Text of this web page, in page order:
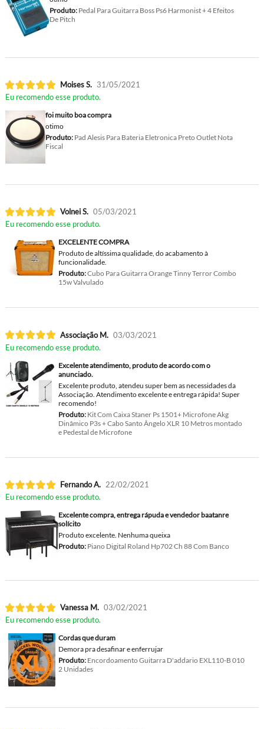
Produto:Pedal Para Guitarra Boss Ps6 Harmonist + 4 Efeitos
De Pitch
Moises S. 31/05/2021
Eu recomendo esse produto.
foi muito boa compra
otimo
Produto:Pad Alesis Para Bateria Eletronica Preto Outlet Nota
Fiscal
Volnei S. 05/03/2021
Eu recomendo esse produto.
EXCELENTE COMPRA
Produto de altíssima qualidade, do acabamento à
funcionalidade.
Produto:Cubo Para Guitarra Orange Tinny Terror Combo
15w Valvulado
Associação M. 03/03/2021
Eu recomendo esse produto.
Excelente atendimento, produto de acordo com o
anunciado.
Excelente produto, atendeu super bem as necessidades da
Associação. Atendimento excelente e entrega rápida! Super
recomendo!
Produto:Kit Com Caixa Staner Ps 1501+ Microfone Akg
Dinâmico P3s + Cabo Santo Ângelo XLR 10 Metros montado
e Pedestal de Microfone
Fernando A. 22/02/2021
Eu recomendo esse produto.
Excelente compra, entrega rápuda e vendedor baatanre
solícito
Produto excelente. Nenhuma queixa
Produto:Piano Digital Roland Hp702 Ch 88 Com Banco
Vanessa M. 03/02/2021
Eu recomendo esse produto.
Cordas que duram
Demora pra desafinar e enferrujar
Produto:Encordoamento Guitarra D'addario EXL110-B 010
2 Unidades